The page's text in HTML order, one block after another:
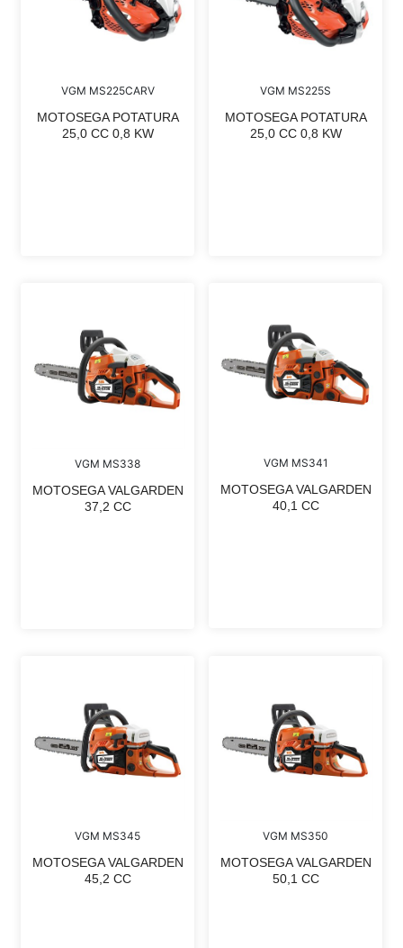
VGM MS225CARV
MOTOSEGA POTATURA
25,0 CC 0,8 KW
VGM MS225S
MOTOSEGA POTATURA
25,0 CC 0,8 KW
VGM MS338
MOTOSEGA VALGARDEN
37,2 CC
VGM MS341
MOTOSEGA VALGARDEN
40,1 CC
VGM MS345
MOTOSEGA VALGARDEN
45,2 CC
VGM MS350
MOTOSEGA VALGARDEN
50,1 CC